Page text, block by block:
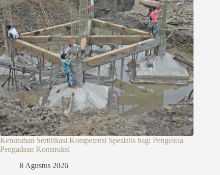
Kebutuhan Sertifikasi Kompetensi Spesialis bagi Pengelola
Pengadaan Konstruksi
8 Agustus 2026